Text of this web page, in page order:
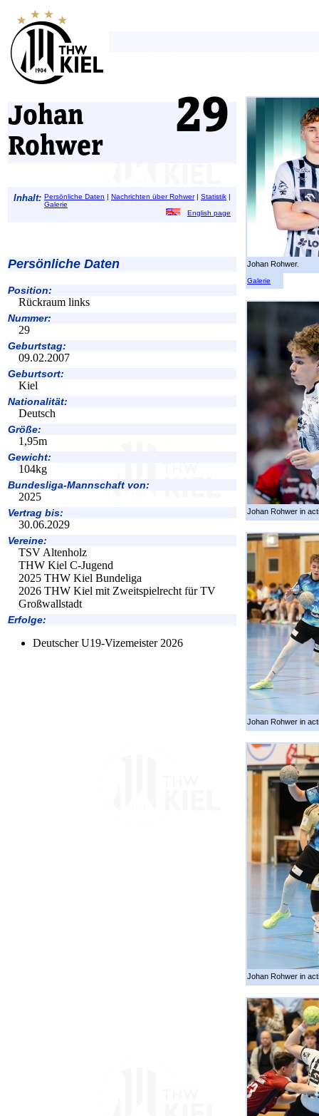
Johan
Rohwer
Inhalt: Persönliche Daten | Nachrichten über Rohwer| Statistik |
Galerie
English page
Persönliche Daten
Position:
Rückraum links
Nummer:
29
Geburtstag:
09.02.2007
Geburtsort:
Kiel
Nationalität:
Deutsch
Größe:
1,95m
Gewicht:
104kg
Bundesliga-Mannschaft von:
2025
Vertrag bis:
30.06.2029
Vereine:
TSV Altenholz
THW Kiel C-Jugend
2025 THW Kiel Bundeliga
2026 THW Kiel mit Zweitspielrecht für TV
Großwallstadt
Erfolge:
Deutscher U19-Vizemeister 2026
Johan Rohwer.
Galerie
Johan Rohwer in
Johan Rohwer in
Johan Rohwer in